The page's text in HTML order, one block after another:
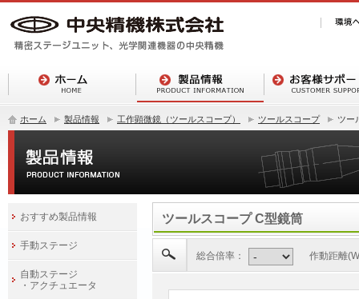
ホーム 製品情報 工作顕微鏡（ツールスコープ） ツールスコープ ツー
ツールスコープ C型鏡筒
総合倍率： 作動距離
おすすめ製品情報
手動ステージ
自動ステージ
・アクチュエータ